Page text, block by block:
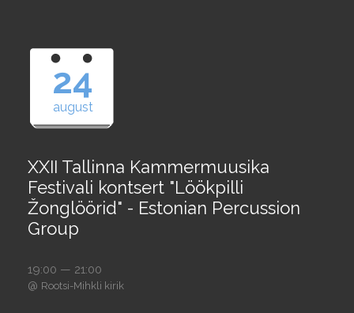
24
august
XXII Tallinna Kammermuusika
Festivali kontsert "Löökpilli
Žonglöörid" - Estonian Percussion
Group
19:00 — 21:00
@ Rootsi-Mihkli kirik